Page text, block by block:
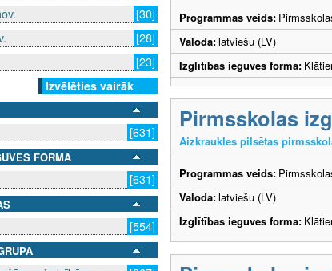
[30]
[28]
[23]
Izvēlēties vairāk
[631]
FORMA
[631]
[554]
Programmas veids:
Valoda:latviešu (LV)
Izglītības ieguves forma:
Pirmsskolas
Aizkraukles pilsētas
Programmas veids:
Valoda:latviešu (LV)
Izglītības ieguves forma: